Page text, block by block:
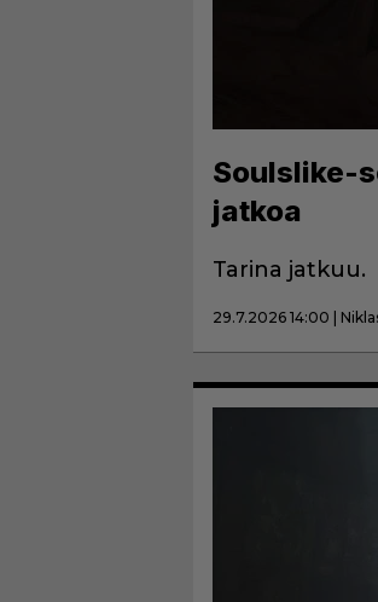
Soulslike-
jatkoa
Tarina jatkuu.
29.7.2026 14:00 |